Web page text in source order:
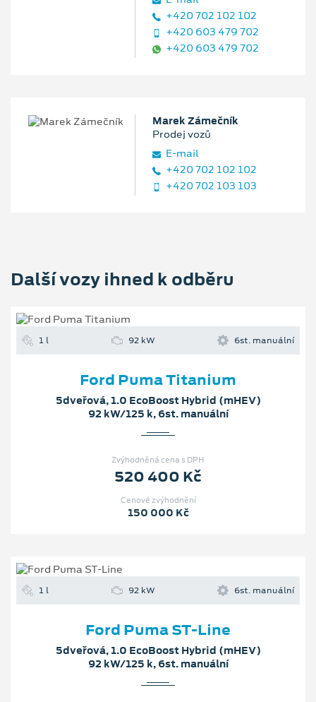
+420 702 102 102
+420 603 479 702
+420 603 479 702
Marek Zámečník
Prodej vozů
E‑mail
+420 702 102 102
+420 702 103 103
Další vozy ihned k odběru
1 l 92 kW 6st. manuální
Ford Puma Titanium
5dveřová, 1.0 EcoBoost Hybrid (mHEV)
92 kW/125 k, 6st. manuální
Zvýhodněná cena s DPH
520 400 Kč
Cenové zvýhodnění
150 000 Kč
1 l 92 kW 6st. manuální
Ford Puma ST-Line
5dveřová, 1.0 EcoBoost Hybrid (mHEV)
92 kW/125 k, 6st. manuální